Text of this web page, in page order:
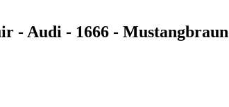
- Audi - 1666 - Mustangbraun